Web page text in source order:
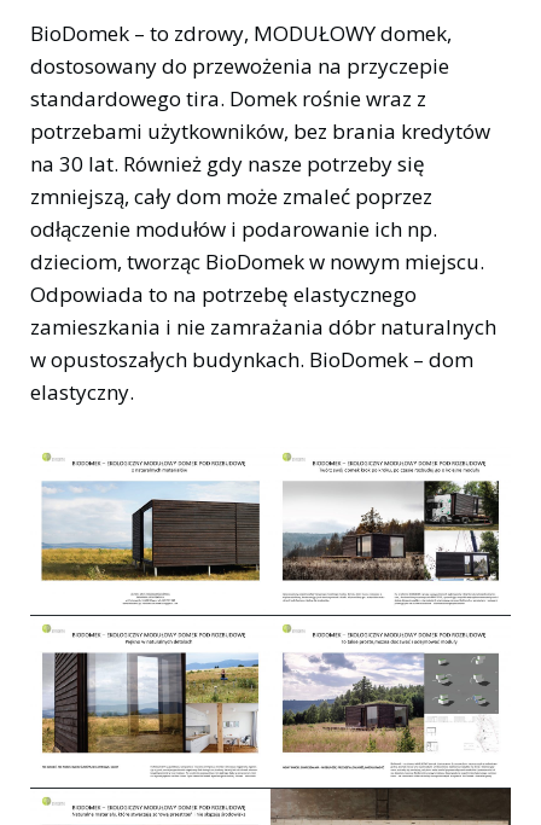
BioDomek – to zdrowy, MODUŁOWY domek,
dostosowany do przewożenia na przyczepie
standardowego tira. Domek rośnie wraz z
potrzebami użytkowników, bez brania kredytów
na 30 lat. Również gdy nasze potrzeby się
zmniejszą, cały dom może zmaleć poprzez
odłączenie modułów i podarowanie ich np.
dzieciom, tworząc BioDomek w nowym miejscu.
Odpowiada to na potrzebę elastycznego
zamieszkania i nie zamrażania dóbr naturalnych
w opustoszałych budynkach. BioDomek – dom
elastyczny.